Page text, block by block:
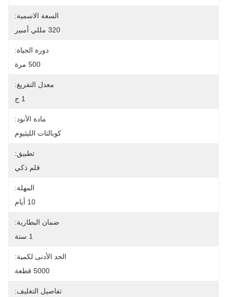
السعة الاسمية:
320 مللي أمبير
دورة الحياة:
500 مرة
معدل التفريغ:
1 ج
مادة الأنود:
كوبالتات الليثيوم
تطبيق:
قلم ذكي
المهلة:
10 أيام
ضمان البطارية:
1 سنة
الحد الأدنى لكمية:
5000 قطعة
تفاصيل التغليف: